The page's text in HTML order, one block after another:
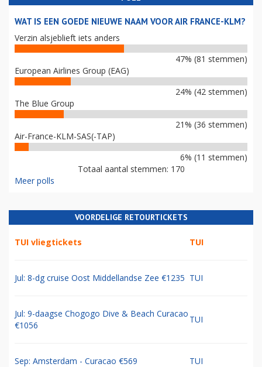
WAT IS EEN GOEDE NIEUWE NAAM VOOR AIR FRANCE-KLM?
Verzin alsjeblieft iets anders
47% (81 stemmen)
European Airlines Group (EAG)
24% (42 stemmen)
The Blue Group
21% (36 stemmen)
Air-France-KLM-SAS(-TAP)
6% (11 stemmen)
Totaal aantal stemmen: 170
Meer polls
VOORDELIGE RETOURTICKETS
TUI vliegtickets TUI
Jul: 8-dg cruise Oost Middellandse Zee €1235 TUI
Jul: 9-daagse Chogogo Dive & Beach Curacao
€1056
TUI
Sep: Amsterdam - Curacao €569 TUI